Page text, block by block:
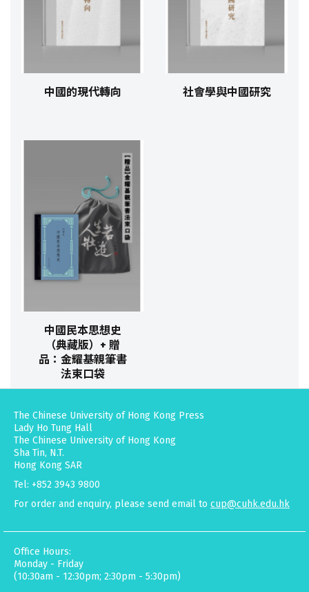
中國的現代轉向 社會學與中國研究
中國民本思想史
（典藏版）+ 贈
品：金耀基親筆書
法束口袋
The Chinese University of Hong Kong Press
Lady Ho Tung Hall
The Chinese University of Hong Kong
Sha Tin, N.T.
Hong Kong SAR
Tel: +852 3943 9800
For order and enquiry, please send email to cup@cuhk.edu.hk
Office Hours:
Monday - Friday
(10:30am - 12:30pm; 2:30pm - 5:30pm)